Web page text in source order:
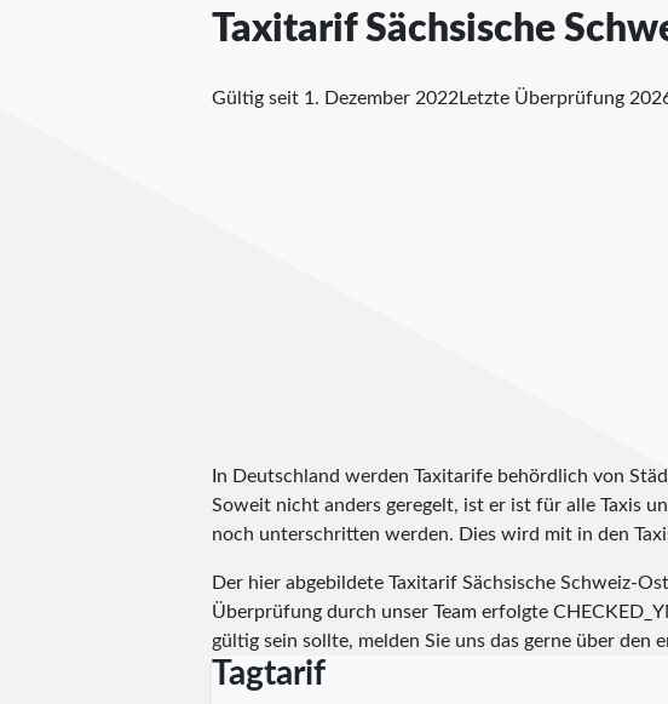
Taxitarif Sächsische
Gültig seit 1. Dezember 2022 Letzte Überprüfung
In Deutschland werden Taxitarife behördlich von
Soweit nicht anders geregelt, ist er ist für alle Taxis
noch unterschritten werden. Dies wird mit in den
Der hier abgebildete Taxitarif Sächsische Schweiz-
Überprüfung durch unser Team erfolgte
gültig sein sollte, melden Sie uns das gerne über
Tagtarif